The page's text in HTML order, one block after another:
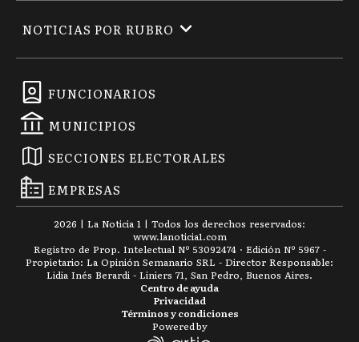
FUNCIONARIOS
MUNICIPIOS
SECCIONES ELECTORALES
EMPRESAS
NOTICIAS POR RUBRO
2026 | La Noticia 1 | Todos los derechos reservados:
www.lanoticia1.com
Registro de Prop. Intelectual Nº 53092474 · Edición Nº 5967 -
Propietario: La Opinión Semanario SRL - Director Responsable:
Lidia Inés Berardi - Liniers 71, San Pedro, Buenos Aires.
Términos y condiciones
Privacidad
Centro de ayuda
Powered by